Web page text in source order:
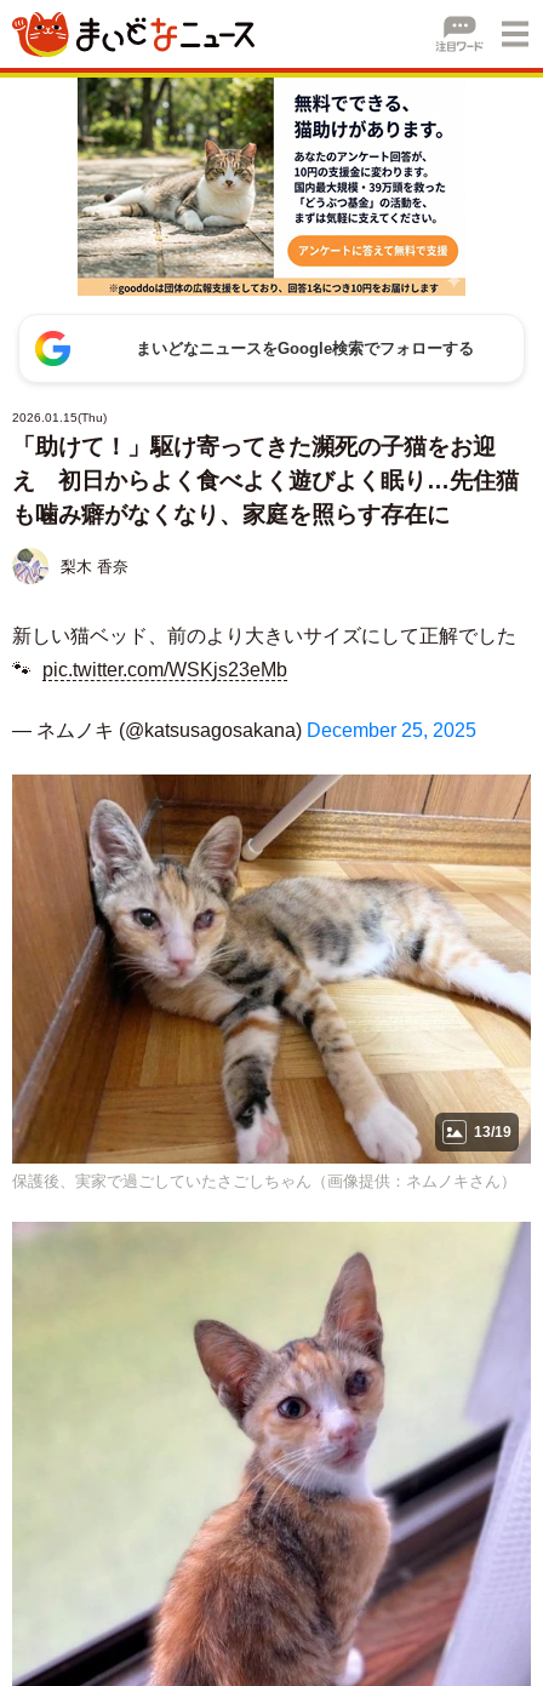
まいどなニュースをGoogle検索でフォローする
2026.01.15(Thu)
「助けて！」駆け寄ってきた瀕死の子猫をお迎
え 初日からよく食べよく遊びよく眠り…先住猫
も噛み癖がなくなり、家庭を照らす存在に
梨木 香奈
新しい猫ベッド、前のより大きいサイズにして正解でした
🐾
pic.twitter.com/WSKjs23eMb
— ネムノキ (@katsusagosakana) December 25, 2025
13/19
保護後、実家で過ごしていたさごしちゃん（画像提供：ネムノキさん）